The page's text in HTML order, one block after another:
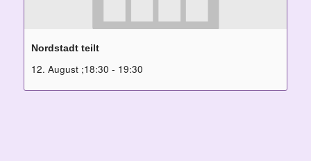
Nordstadt teilt
12. August ;18:30 - 19:30